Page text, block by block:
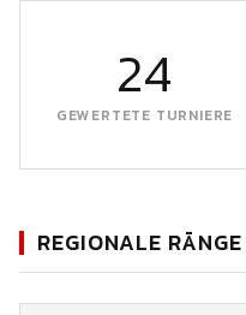
24
GEWERTETE TURNIERE
REGIONALE